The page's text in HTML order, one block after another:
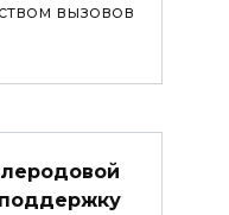
вызовов